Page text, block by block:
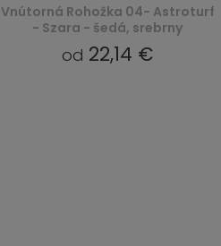
Vnútorná Rohožka 04- Astroturf
- Szara - šedá, srebrny
od 22,14 €